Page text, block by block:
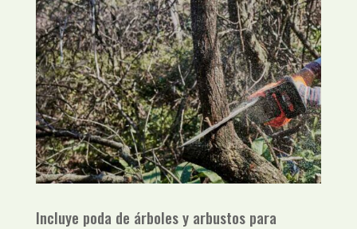
Incluye poda de árboles y arbustos para